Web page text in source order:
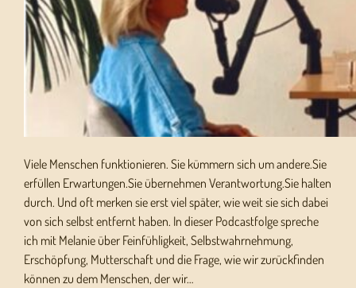
Viele Menschen funktionieren. Sie kümmern sich um andere.Sie
erfüllen Erwartungen.Sie übernehmen Verantwortung.Sie halten
durch. Und oft merken sie erst viel später, wie weit sie sich dabei
von sich selbst entfernt haben. In dieser Podcastfolge spreche
ich mit Melanie über Feinfühligkeit, Selbstwahrnehmung,
Erschöpfung, Mutterschaft und die Frage, wie wir zurückfinden
können zu dem Menschen, der wir…